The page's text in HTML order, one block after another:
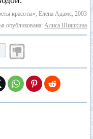
красоты», Елена Адамс, 2003
опубликована: Алиса Шишкина